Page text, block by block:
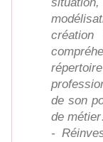
de son
de
-